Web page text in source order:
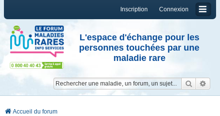
Connexion
Inscription
L'espace d'échange pour les
personnes touchées par une
maladie rare
Accueil du forum